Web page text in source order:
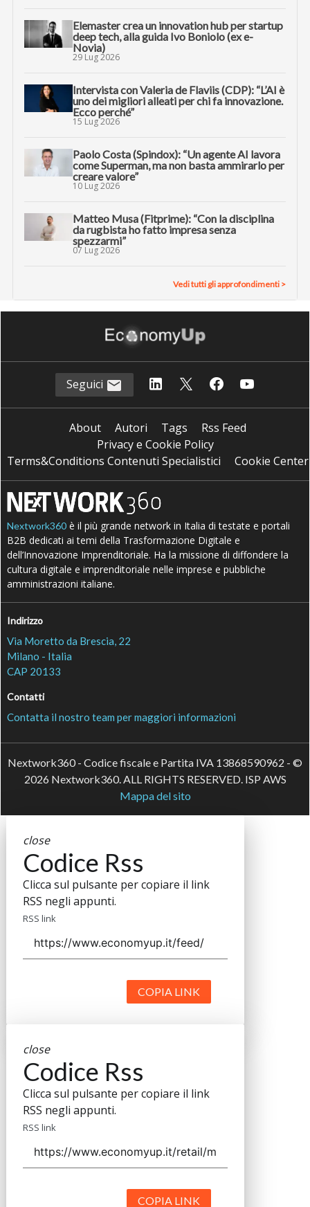
Elemaster crea un innovation hub per startup
deep tech, alla guida Ivo Boniolo (ex e-
Novia)
29 Lug 2026
Intervista con Valeria de Flaviis (CDP): “L’AI è
uno dei migliori alleati per chi fa innovazione.
Ecco perché”
15 Lug 2026
Paolo Costa (Spindox): “Un agente AI lavora
come Superman, ma non basta ammirarlo per
creare valore”
10 Lug 2026
Matteo Musa (Fitprime): “Con la disciplina
da rugbista ho fatto impresa senza
spezzarmi”
07 Lug 2026
Vedi tutti gli approfondimenti >
Seguici
About Autori Tags
Rss Feed
Privacy e Cookie Policy
Terms&Conditions Contenuti Specialistici
Cookie Center
Nextwork360 è il più grande network in Italia di testate e portali
B2B dedicati ai temi della Trasformazione Digitale e
dell’Innovazione Imprenditoriale. Ha la missione di diffondere la
cultura digitale e imprenditoriale nelle imprese e pubbliche
amministrazioni italiane.
Indirizzo
Via Moretto da Brescia, 22
Milano - Italia
CAP 20133
Contatti
Contatta il nostro team per maggiori informazioni
Nextwork360 - Codice fiscale e Partita IVA 13868590962 - ©
2026 Nextwork360. ALL RIGHTS RESERVED. ISP AWS
Mappa del sito
close
Codice Rss
Clicca sul pulsante per copiare il link
RSS negli appunti.
RSS link
COPIA LINK
close
Codice Rss
Clicca sul pulsante per copiare il link
RSS negli appunti.
RSS link
COPIA LINK